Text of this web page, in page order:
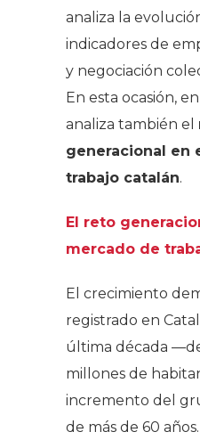
analiza la
indicadores de
y negociación
En esta ocasión,
analiza también el
generacional en
trabajo catalán.
El reto
mercado de
El crecimiento
registrado en
última década —de
millones de
incremento del
de más de 60